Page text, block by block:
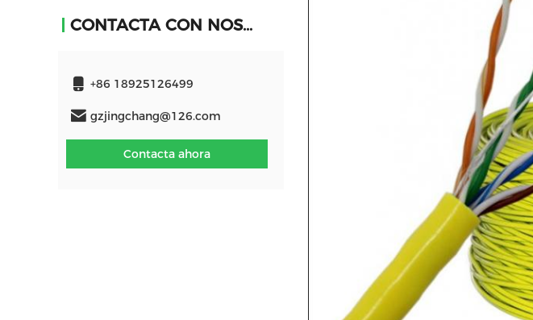
CONTACTA CON NOSOTROS
+86 18925126499
gzjingchang@126.com
Contacta ahora